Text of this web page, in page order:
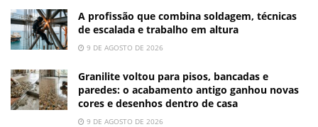
A profissão que combina soldagem, técnicas
de escalada e trabalho em altura
9 DE AGOSTO DE 2026
Granilite voltou para pisos, bancadas e
paredes: o acabamento antigo ganhou novas
cores e desenhos dentro de casa
9 DE AGOSTO DE 2026